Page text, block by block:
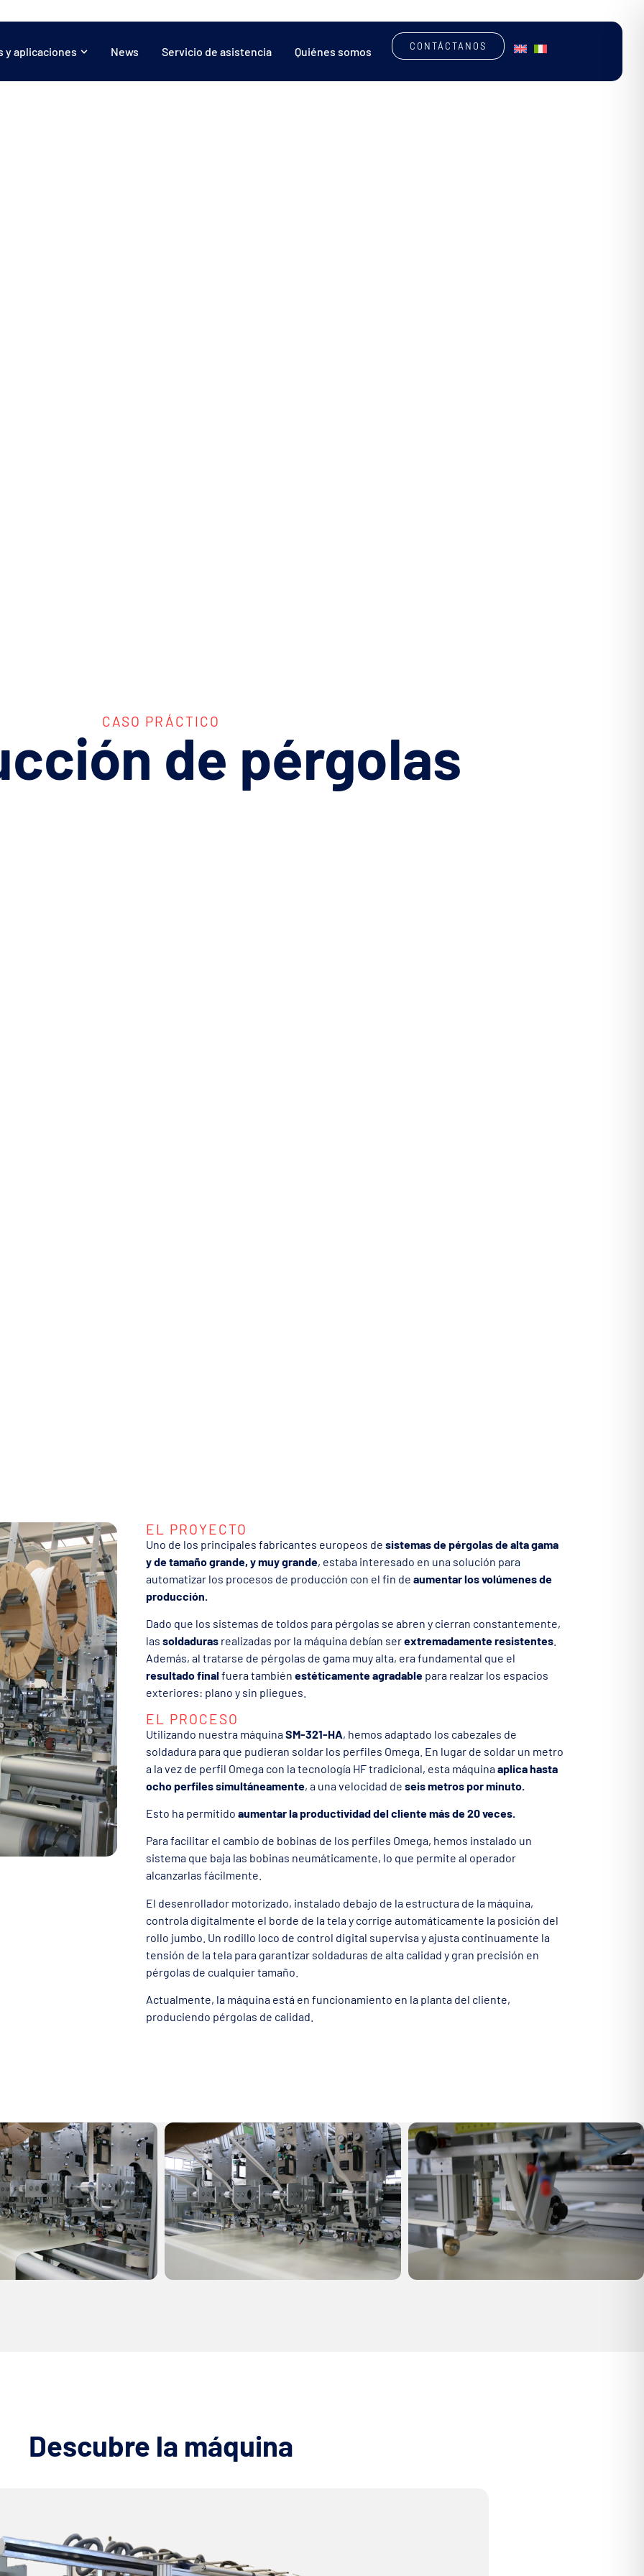
y aplicaciones News Servicio de asistencia Quiénes somos CONTÁCTANOS
CASO PRÁCTICO
de pérgolas
EL PROYECTO
Uno de los principales fabricantes europeos desistemas de pérgolas de alta gama
y de tamaño grande, y muy grande, estaba interesado en una solución para
automatizar los procesos de producción con el fin deaumentar los volúmenes de
producción.
Dado que los sistemas de toldos para pérgolas se abren y cierran constantemente,
lassoldaduras realizadas por la máquina debían serextremadamente resistentes
Además, al tratarse de pérgolas de gama muy alta, era fundamental que el
resultado finalfuera tambiénestéticamente agradable para realzar los espacios
exteriores: plano y sin pliegues.
EL PROCESO
Utilizando nuestra máquinaSM-321-HA, hemos adaptado los cabezales de
soldadura para que pudieran soldar los perfiles Omega. En lugar de soldar un metro
a la vez de perfil Omega con la tecnología HF tradicional, esta máquinaaplica hasta
ocho perfiles simultáneamente, a una velocidad deseis metros por minuto.
Esto ha permitidoaumentar la productividad del cliente más de 20 veces.
Para facilitar el cambio de bobinas de los perfiles Omega, hemos instalado un
sistema que baja las bobinas neumáticamente, lo que permite al operador
alcanzarlas fácilmente.
El desenrollador motorizado, instalado debajo de la estructura de la máquina,
controla digitalmente el borde de la tela y corrige automáticamente la posición del
rollo jumbo. Un rodillo loco de control digital supervisa y ajusta continuamente la
tensión de la tela para garantizar soldaduras de alta calidad y gran precisión en
pérgolas de cualquier tamaño.
Actualmente, la máquina está en funcionamiento en la planta del cliente,
produciendo pérgolas de calidad.
Descubre la máquina